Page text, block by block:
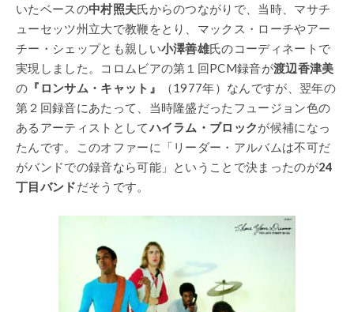
いたベースの中村照夫氏からのつながりで、当時、マサチ
ューセッツ州立大で教鞭をとり、マックス・ローチやアー
チー・シェップとも親しい小澤善雄氏のコーディネートで
実現しました。コロムビアの第１回PCM録音が渡辺香津美
の 『ロンサム・キャット』
（1977年）なんですが、翌年の
第２回録音にあたって、当時隆盛だったフュージョン色の
あるアーティストとしてハイラム・ブロックが候補になっ
たんです。このオファーに「リーダー・アルバムは不可だ
がバンドでの録音なら可能」ということで決まったのが24
丁目バンドだそうです。